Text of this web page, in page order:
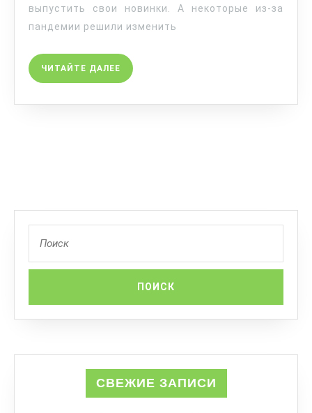
выпустить свои новинки. А некоторые из-за
пандемии решили изменить
ЧИТАЙТЕ ДАЛЕЕ
СВЕЖИЕ ЗАПИСИ